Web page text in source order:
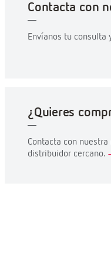
Contacta con
Envíanos tu consulta
¿Quieres
Contacta con
distribuidor cercano.